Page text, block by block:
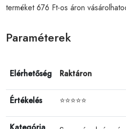
terméket 676 Ft-os áron
Paraméterek
Elérhetőség Raktáron
Értékelés ⭐⭐⭐⭐⭐